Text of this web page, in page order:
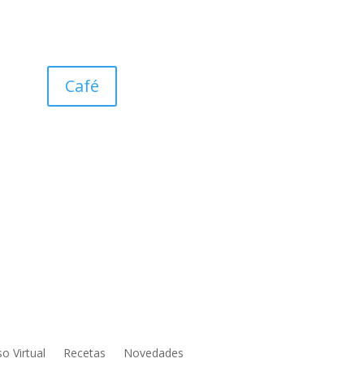
Café
Virtual Recetas Novedades